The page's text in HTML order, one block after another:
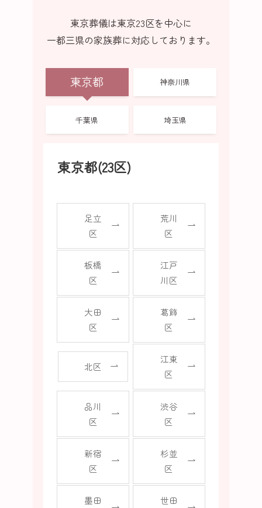
東京葬儀は東京23区を中心に
一都三県の家族葬に対応しております。
東京都 神奈川県
千葉県 埼玉県
東京都(23区)
足立
区
荒川
区
板橋
区
江戸
川区
大田
区
葛飾
区
北区
江東
区
品川
区
渋谷
区
新宿
区
杉並
区
墨田
世田